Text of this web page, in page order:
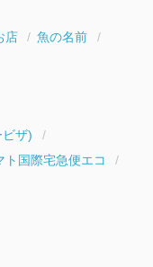
店
魚の名前
ザ)
ト国際宅急便エコ